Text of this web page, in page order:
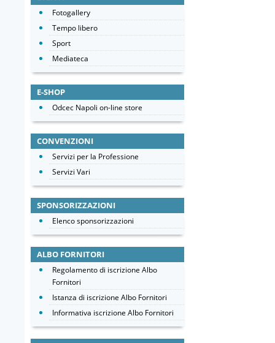
Fotogallery
Tempo libero
Sport
Mediateca
E-SHOP
Odcec Napoli on-line store
CONVENZIONI
Servizi per la Professione
Servizi Vari
SPONSORIZZAZIONI
Elenco sponsorizzazioni
ALBO FORNITORI
Regolamento di iscrizione Albo
Fornitori
Istanza di iscrizione Albo Fornitori
Informativa iscrizione Albo Fornitori